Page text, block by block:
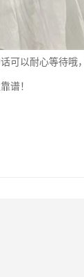
可以耐心等待哦
谱！